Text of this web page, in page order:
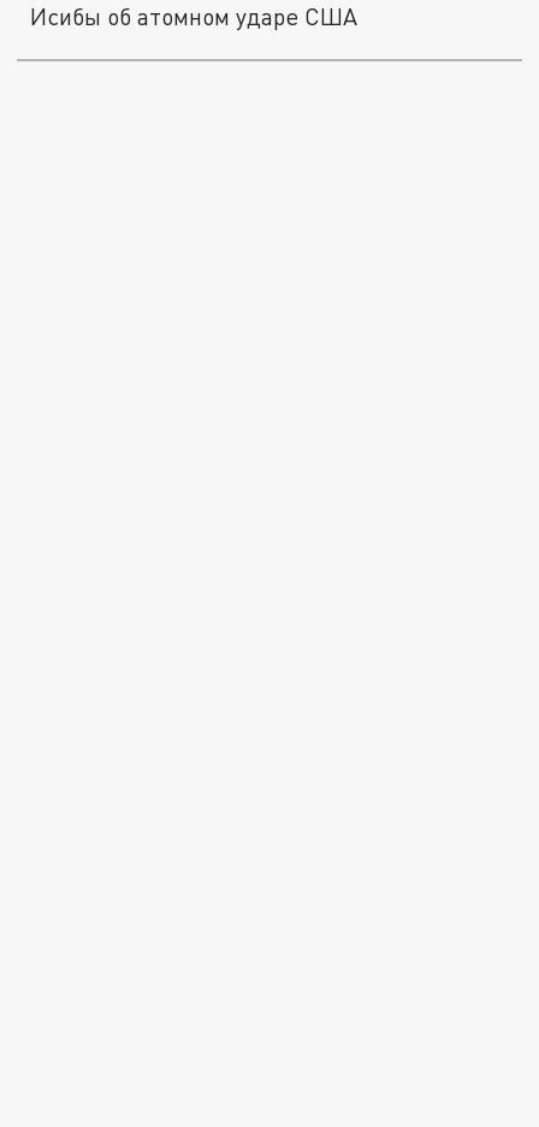
Исибы об атомном ударе США